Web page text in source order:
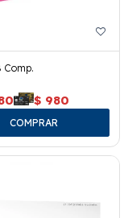
Comp.
$ 980